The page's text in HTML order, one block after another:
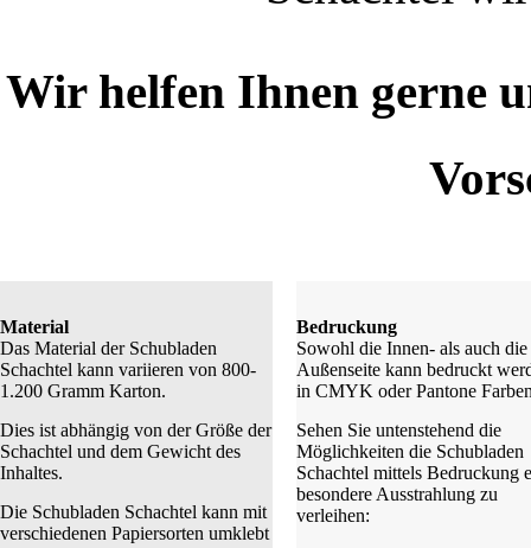
Wir helfen Ihnen gerne
Material
Das Material der Schubladen
Schachtel kann variieren von 800-
1.200 Gramm Karton.
Dies ist abhängig von der Größe der
Schachtel und dem Gewicht des
Inhaltes.
Die Schubladen Schachtel kann mit
verschiedenen Papiersorten umklebt
Bedruckung
Sowohl die Innen- als auch die
Außenseite kann bedruckt
in CMYK oder Pantone
Sehen Sie untenstehend die
Möglichkeiten die Schubladen
Schachtel mittels Bedruckung
besondere Ausstrahlung zu
verleihen: